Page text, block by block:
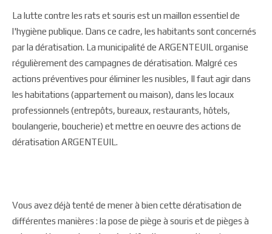
La lutte contre les rats et souris est un maillon essentiel de
l'hygiène publique. Dans ce cadre, les habitants sont concernés
par la dératisation. La municipalité de ARGENTEUIL organise
régulièrement des campagnes de dératisation. Malgré ces
actions préventives pour éliminer les nusibles, Il faut agir dans
les habitations (appartement ou maison), dans les locaux
professionnels (entrepôts, bureaux, restaurants, hôtels,
boulangerie, boucherie) et mettre en oeuvre des actions de
dératisation ARGENTEUIL.
Vous avez déjà tenté de mener à bien cette dératisation de
différentes manières : la pose de piège à souris et de pièges à